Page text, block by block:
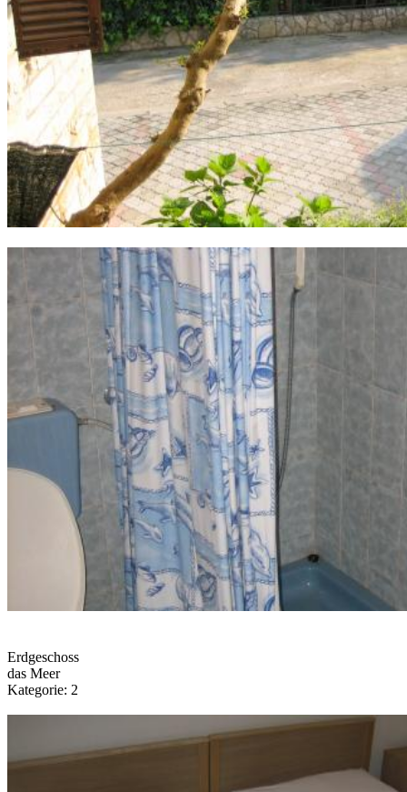
Erdgeschoss
das Meer
Kategorie: 2